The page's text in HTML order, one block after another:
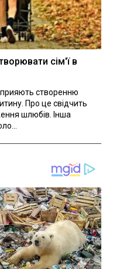
сім'ї в
сприяють створенню
Про це свідчить
шлюбів. Інша